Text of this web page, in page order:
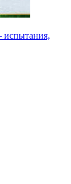
испытания,